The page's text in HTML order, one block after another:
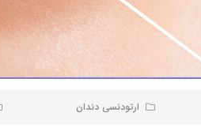
ارتودنسی دندان